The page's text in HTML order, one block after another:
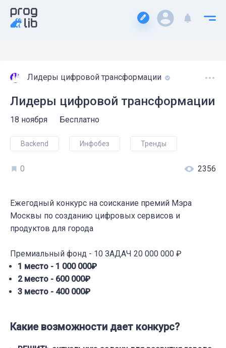
Лидеры цифровой трансформации
Лидеры цифровой трансформации
18 ноября Бесплатно
Backend Инфобез Тренды
0 2356
Ежегодный конкурс на соискание премий Мэра
Москвы по созданию цифровых сервисов и
продуктов для города
Премиальный фонд - 10 ЗАДАЧ 20 000 000 ₽
1 место - 1 000 000₽
2 место - 600 000₽
3 место - 400 000₽
Какие возможности дает конкурс?